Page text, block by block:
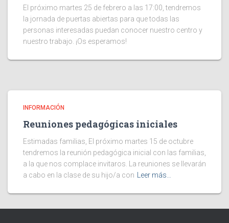
El próximo martes 25 de febrero a las 17:00, tendremos
la jornada de puertas abiertas para que todas las
personas interesadas puedan conocer nuestro centro y
nuestro trabajo. ¡Os esperamos!
INFORMACIÓN
Reuniones pedagógicas iniciales
Estimadas familias, El próximo martes 15 de octubre
tendremos la reunión pedagógica inicial con las familias,
a la que nos complace invitaros. La reuniones se llevarán
a cabo en la clase de su hijo/a con
Leer más…